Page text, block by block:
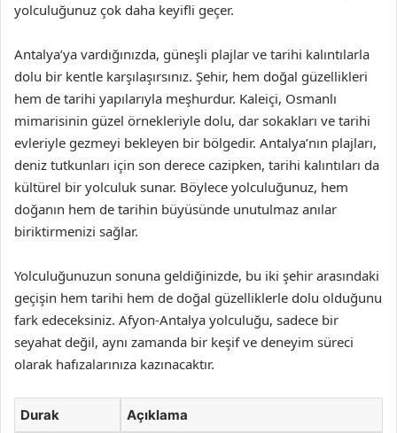
yolculuğunuz çok daha keyifli geçer.
Antalya’ya vardığınızda, güneşli plajlar ve tarihi kalıntılarla
dolu bir kentle karşılaşırsınız. Şehir, hem doğal güzellikleri
hem de tarihi yapılarıyla meşhurdur. Kaleiçi, Osmanlı
mimarisinin güzel örnekleriyle dolu, dar sokakları ve tarihi
evleriyle gezmeyi bekleyen bir bölgedir. Antalya’nın plajları,
deniz tutkunları için son derece cazipken, tarihi kalıntıları da
kültürel bir yolculuk sunar. Böylece yolculuğunuz, hem
doğanın hem de tarihin büyüsünde unutulmaz anılar
biriktirmenizi sağlar.
Yolculuğunuzun sonuna geldiğinizde, bu iki şehir arasındaki
geçişin hem tarihi hem de doğal güzelliklerle dolu olduğunu
fark edeceksiniz. Afyon-Antalya yolculuğu, sadece bir
seyahat değil, aynı zamanda bir keşif ve deneyim süreci
olarak hafızalarınıza kazınacaktır.
Durak Açıklama